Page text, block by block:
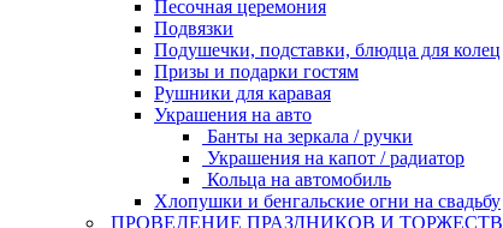
Песочная церемония
Подвязки
Подушечки, подставки, блюдца для колец
Призы и подарки гостям
Рушники для каравая
Украшения на авто
Банты на зеркала / ручки
Украшения на капот / радиатор
Кольца на автомобиль
Хлопушки и бенгальские огни на свадьбу
ПРОВЕДЕНИЕ ПРАЗДНИКОВ И ТОРЖЕСТВ